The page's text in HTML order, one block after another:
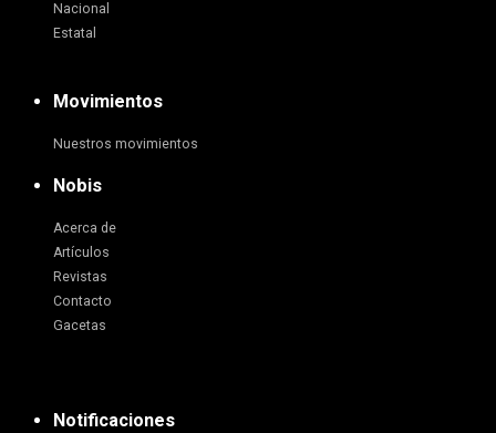
Nacional
Estatal
Movimientos
Nuestros movimientos
Nobis
Acerca de
Artículos
Revistas
Contacto
Gacetas
Notificaciones